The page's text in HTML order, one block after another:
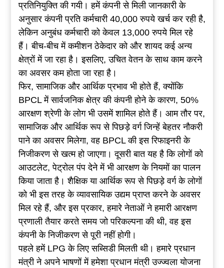
प्रतिनियुक्ति की गयी। हमें कंपनी से मिली जानकारी के
अनुसार कंपनी प्रति कर्मचारी 40,000 रुपये खर्च कर रही है,
लेकिन अनुबंध कर्मचारी को केवल 13,000 रुपये मिल रहे
हैं। बीच-बीच में कमीशन ठेकेदार को और शायद कई अन्य
क्षेत्रों में जा रहा है। इसलिए, उचित वेतन के साथ काम करने
का अवसर कम होता जा रहा है।
फिर, सामाजिक और आर्थिक प्रभाव भी होते हैं, क्योंकि
BPCL में सार्वजनिक क्षेत्र की कंपनी होने के कारण, 50%
आरक्षण श्रेणी के लोग भी उसमें शामिल होते हैं। आम तौर पर,
सामाजिक और आर्थिक रूप से पिछड़े वर्ग जिन्हें बेहतर नौकरी
पाने का अवसर मिलेगा, वह BPCL की इस रिफाइनरी के
निजीकरण से खत्म हो जाएगा। दूसरी बात यह है कि लोगों को
आउटलेट, पेट्रोल पंप देने में भी आरक्षण के नियमों का पालन
किया जाता है। शैक्षिक या आर्थिक रूप से पिछड़े वर्ग के लोगों
को भी इस तरह के व्यावसायिक उद्यम प्राप्त करने के अवसर
मिल रहे हैं, और इस प्रकार, हमारे नेताओं ने हमारी आरक्षण
प्रणाली तैयार करते समय जो परिकल्पना की थी, वह इस
कंपनी के निजीकरण से पूरी नहीं होगी।
पहले हमें LPG के लिए सब्सिडी मिलती थी। हमारे प्रधान
मंत्री ने अपने भाषणों में हमेशा प्रधान मंत्री उज्ज्वला योजना